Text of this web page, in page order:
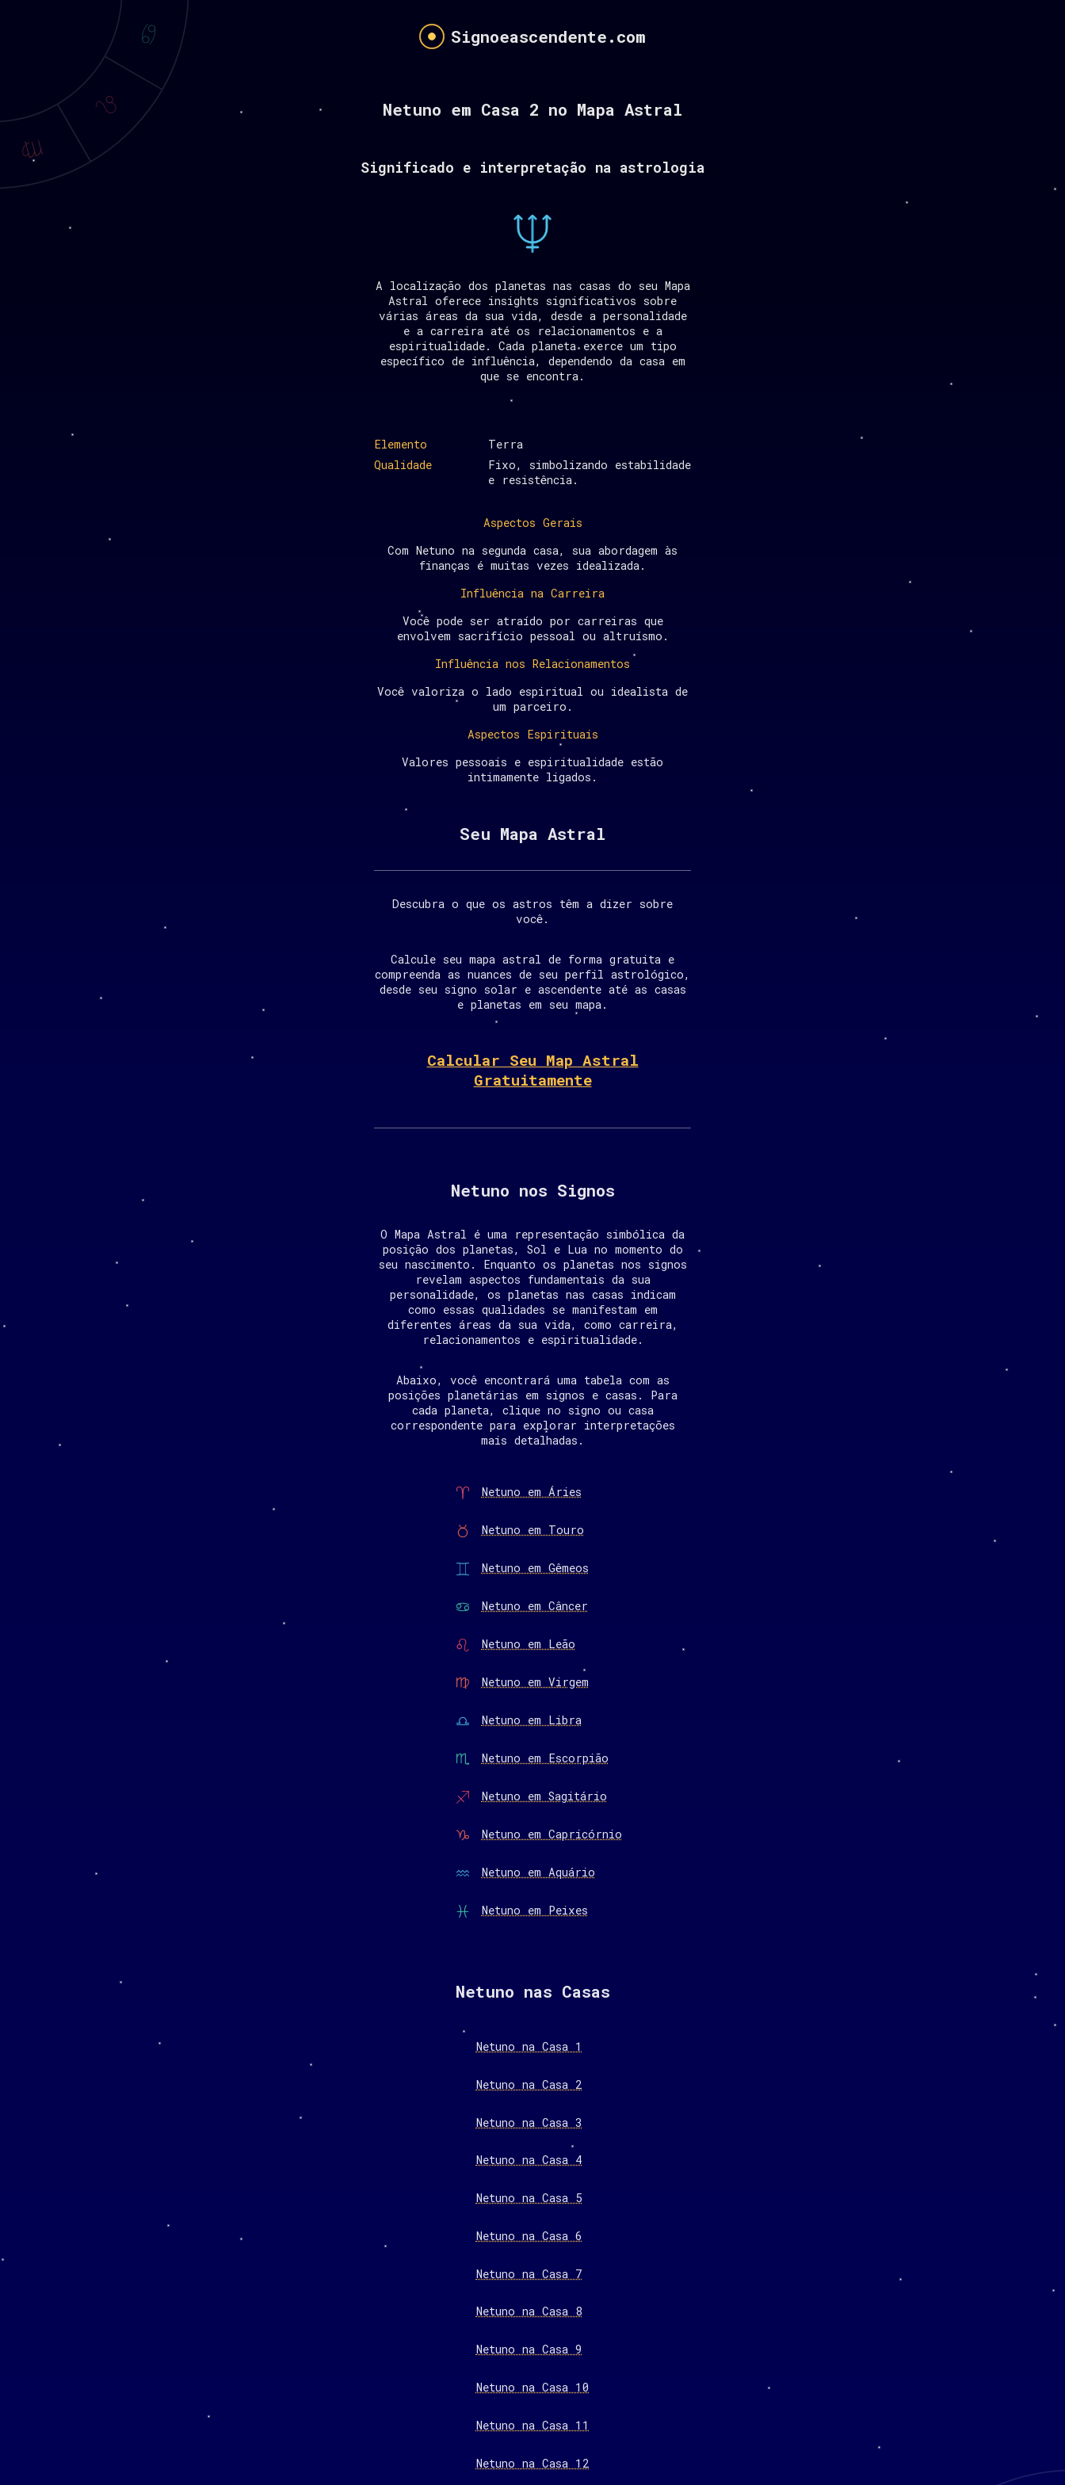
Signoeascendente.com
Netuno em Casa 2 no Mapa Astral
Significado e interpretação na astrologia
A localização dos planetas nas casas do seu Mapa
Astral oferece insights significativos sobre
várias áreas da sua vida, desde a personalidade
e a carreira até os relacionamentos e a
espiritualidade. Cada planeta exerce um tipo
específico de influência, dependendo da casa em
que se encontra.
Elemento
Terra
Qualidade
Fixo, simbolizando estabilidade
e resistência.
Aspectos Gerais
Com Netuno na segunda casa, sua abordagem às
finanças é muitas vezes idealizada.
Influência na Carreira
Você pode ser atraído por carreiras que
envolvem sacrifício pessoal ou altruísmo.
Influência nos Relacionamentos
Você valoriza o lado espiritual ou idealista de
um parceiro.
Aspectos Espirituais
Valores pessoais e espiritualidade estão
intimamente ligados.
Seu Mapa Astral
Descubra o que os astros têm a dizer sobre
você.
Calcule seu mapa astral de forma gratuita e
compreenda as nuances de seu perfil astrológico,
desde seu signo solar e ascendente até as casas
e planetas em seu mapa.
Calcular Seu Map Astral
Gratuitamente
Netuno nos Signos
O Mapa Astral é uma representação simbólica da
posição dos planetas, Sol e Lua no momento do
seu nascimento. Enquanto os planetas nos signos
revelam aspectos fundamentais da sua
personalidade, os planetas nas casas indicam
como essas qualidades se manifestam em
diferentes áreas da sua vida, como carreira,
relacionamentos e espiritualidade.
Abaixo, você encontrará uma tabela com as
posições planetárias em signos e casas. Para
cada planeta, clique no signo ou casa
correspondente para explorar interpretações
mais detalhadas.
Netuno em Áries
Netuno em Touro
Netuno em Gêmeos
Netuno em Câncer
Netuno em Leão
Netuno em Virgem
Netuno em Libra
Netuno em Escorpião
Netuno em Sagitário
Netuno em Capricórnio
Netuno em Aquário
Netuno em Peixes
Netuno nas Casas
Netuno na Casa 1
Netuno na Casa 2
Netuno na Casa 3
Netuno na Casa 4
Netuno na Casa 5
Netuno na Casa 6
Netuno na Casa 7
Netuno na Casa 8
Netuno na Casa 9
Netuno na Casa 10
Netuno na Casa 11
Netuno na Casa 12